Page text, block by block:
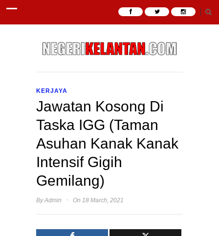
KERJAYA
Jawatan Kosong Di
Taska IGG (Taman
Asuhan Kanak Kanak
Intensif Gigih
Gemilang)
ByAdmin · On 18 March, 2021